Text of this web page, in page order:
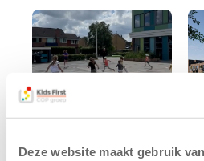
Deze website maakt gebruik